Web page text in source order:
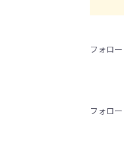
フォロー
フォロー